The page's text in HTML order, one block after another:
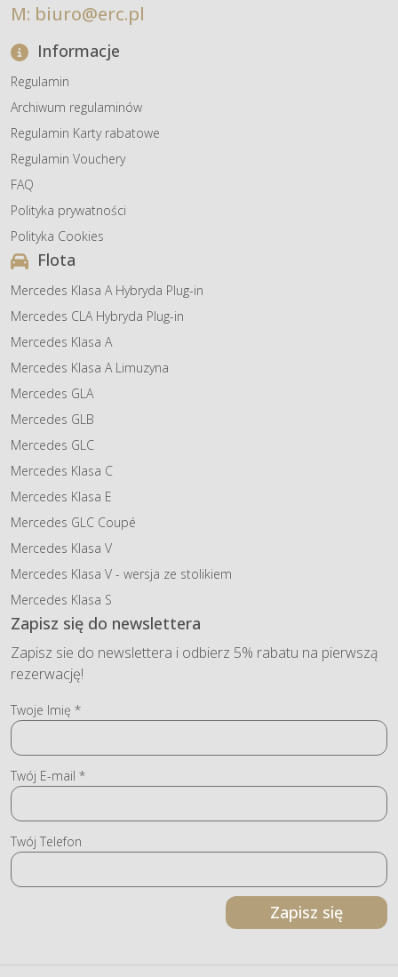
M: biuro@erc.pl
Informacje
Regulamin
Archiwum regulaminów
Regulamin Karty rabatowe
Regulamin Vouchery
FAQ
Polityka prywatności
Polityka Cookies
Flota
Mercedes Klasa A Hybryda Plug-in
Mercedes CLA Hybryda Plug-in
Mercedes Klasa A
Mercedes Klasa A Limuzyna
Mercedes GLA
Mercedes GLB
Mercedes GLC
Mercedes Klasa C
Mercedes Klasa E
Mercedes GLC Coupé
Mercedes Klasa V
Mercedes Klasa V - wersja ze stolikiem
Mercedes Klasa S
Zapisz się do newslettera
Zapisz sie do newslettera i odbierz 5% rabatu na pierwszą
rezerwację!
Twoje Imię *
Twój E-mail *
Twój Telefon
Zapisz się